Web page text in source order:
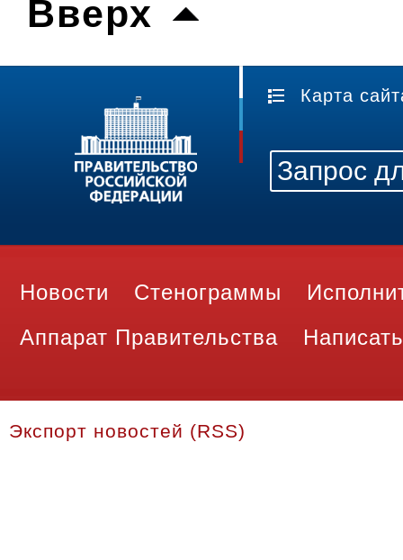
Вверх
Карта
Новости Стенограммы
Аппарат Правительства
Экспорт новостей (RSS)